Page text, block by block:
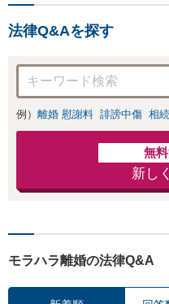
法律Q&Aを探す
例） 離婚 慰謝料 誹謗中傷 相
無
新し
モラハラ離婚の法律Q&A